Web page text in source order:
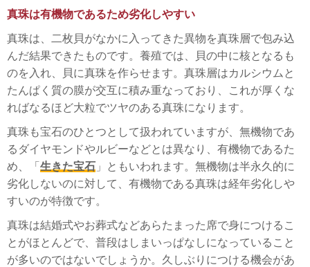
真珠は有機物であるため劣化しやすい
真珠は、二枚貝がなかに入ってきた異物を真珠層で包み込
んだ結果できたものです。養殖では、貝の中に核となるも
のを入れ、貝に真珠を作らせます。真珠層はカルシウムと
たんぱく質の膜が交互に積み重なっており、これが厚くな
ればなるほど大粒でツヤのある真珠になります。
真珠も宝石のひとつとして扱われていますが、無機物であ
るダイヤモンドやルビーなどとは異なり、有機物であるた
め、「 生きた宝石 」ともいわれます。無機物は半永久的に
劣化しないのに対して、有機物である真珠は経年劣化しや
すいのが特徴です。
真珠は結婚式やお葬式などあらたまった席で身につけるこ
とがほとんどで、普段はしまいっぱなしになっていること
が多いのではないでしょうか。久しぶりにつける機会があ